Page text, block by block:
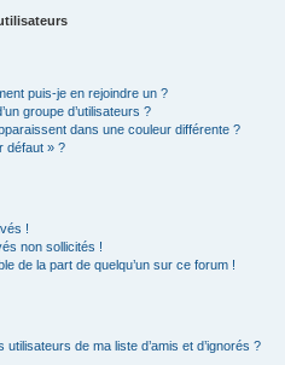
puis-je en rejoindre un ?
groupe d’utilisateurs ?
dans une couleur différente ?
défaut » ?
!
non sollicités !
de la part de quelqu’un sur ce forum !
de ma liste d’amis et d’ignorés ?